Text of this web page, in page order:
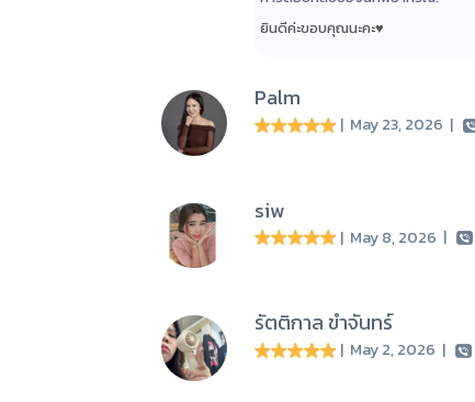
ยินดีค่ะขอบคุณนะคะ♥️
Palm
| May 23, 2026 |
siw
| May 8, 2026 |
รัตติกาล ขำจันทร์
| May 2, 2026 |